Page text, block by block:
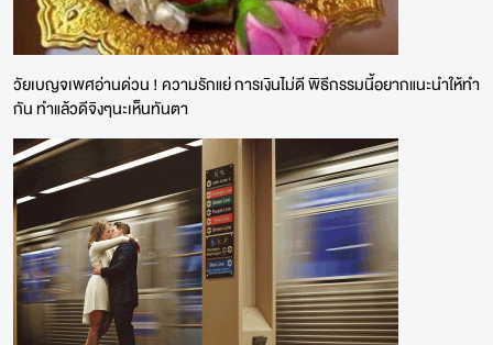
วัยเบญจเพศอ่านด่วน ! ความรักแย่ การเงินไม่ดี พิธีกรรมนี้อยากแนะนำให้ทำ
กัน ทำแล้วดีจิงๆนะเห็นทันตา